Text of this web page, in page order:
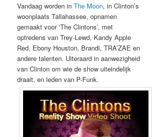
Vandaag worden inThe Moon, in Clinton’s
woonplaats Tallahassee, opnamen
gemaakt voor ‘The Clintons’, met
optredens van Trey-Lewd, Kandy Apple
Red, Ebony Houston, Brandi, TRA’ZAE en
andere talenten. Uiteraard in aanwezigheid
van Clinton om wie de show uiteindelijk
draait, en leden van P-Funk.